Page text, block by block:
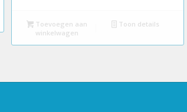
Toevoegen aan
winkelwagen
Toon details